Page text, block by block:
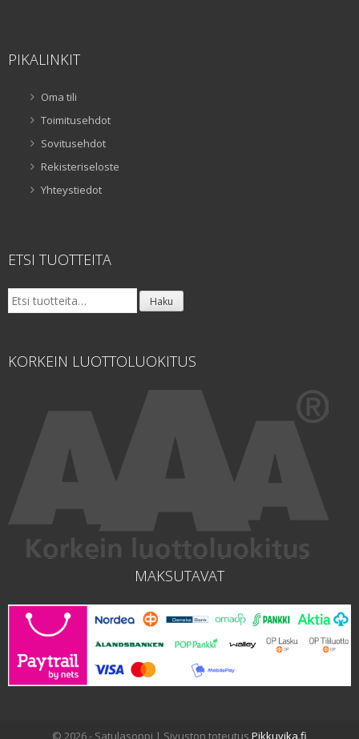
PIKALINKIT
Oma tili
Toimitusehdot
Sovitusehdot
Rekisteriseloste
Yhteystiedot
ETSI TUOTTEITA
Etsi: Haku
KORKEIN LUOTTOLUOKITUS
MAKSUTAVAT
© 2026 - Satulasoppi | Sivuston toteutus Pikkuvika.fi